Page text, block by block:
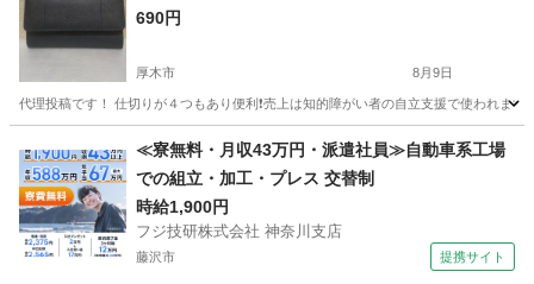
690円
厚木市 8月9日
代理投稿です！ 仕切りが４つもあり便利❗️売上は知的障がい者の自立支援で使われます
生活雑貨 神奈川 横須賀市 生活雑貨
新品
≪寮無料・月収43万円・派遣社員≫自動車系工場
での組立・加工・プレス 交替制
時給1,900円
フジ技研株式会社 神奈川支店
藤沢市 提携サイト